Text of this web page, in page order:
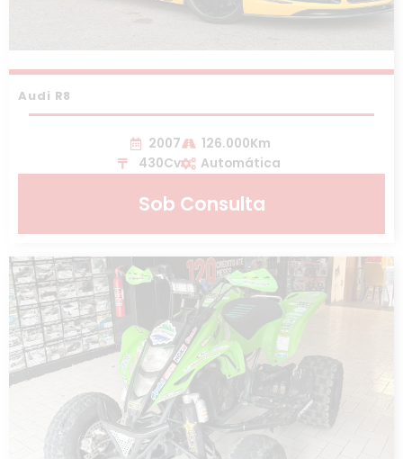
Audi R8
2007
126.000Km
430Cv
Automática
Sob Consulta